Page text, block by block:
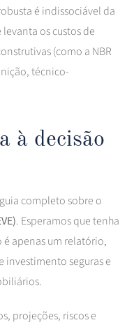
é indissociável da
os custos de
(como a NBR
técnico-
à decisão
completo sobre o
. Esperamos que tenha
é apenas um relatório,
investimento seguras e
projeções, riscos e